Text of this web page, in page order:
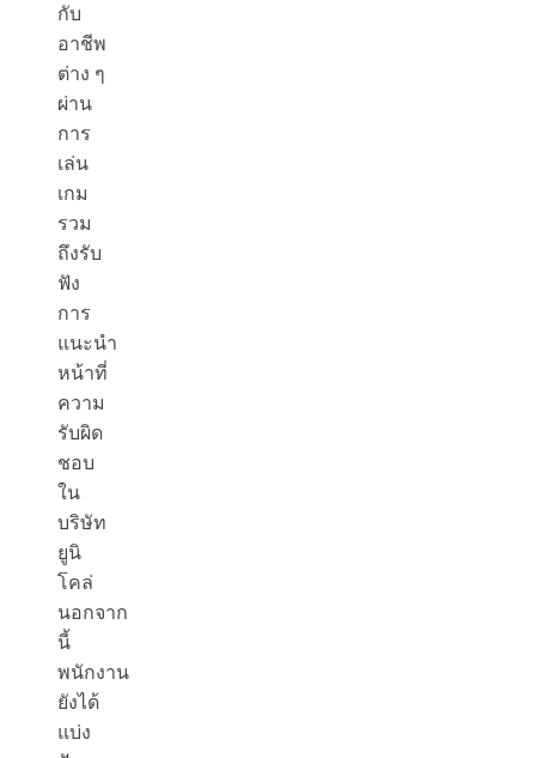
กับ
อาชีพ
ต่าง ๆ
ผ่าน
การ
เล่น
เกม
รวม
ถึงรับ
ฟัง
การ
แนะนำ
หน้าที่
ความ
รับผิด
ชอบ
ใน
บริษัท
ยูนิ
โคล่
นอกจาก
นี้
พนักงาน
ยังได้
แบ่ง